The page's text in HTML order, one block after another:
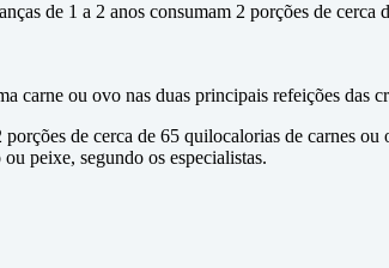
de 1 a 2 anos consumam 2 porções de
carne ou ovo nas duas principais refeições das
de cerca de 65 quilocalorias de carnes
peixe, segundo os especialistas.